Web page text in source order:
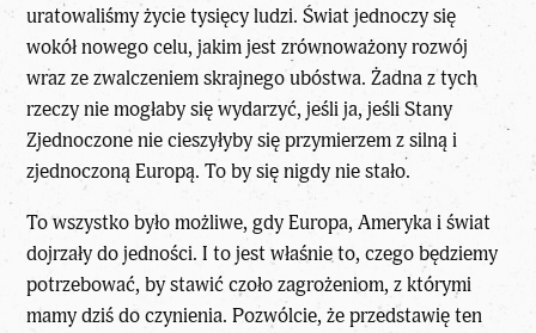
uratowaliśmy życie tysięcy ludzi. Świat jednoczy się
wokół nowego celu, jakim jest zrównoważony rozwój
wraz ze zwalczeniem skrajnego ubóstwa. Żadna z tych
rzeczy nie mogłaby się wydarzyć, jeśli ja, jeśli Stany
Zjednoczone nie cieszyłyby się przymierzem z silną i
zjednoczoną Europą. To by się nigdy nie stało.
To wszystko było możliwe, gdy Europa, Ameryka i świat
dojrzały do jedności. I to jest właśnie to, czego będziemy
potrzebować, by stawić czoło zagrożeniom, z którymi
mamy dziś do czynienia. Pozwólcie, że przedstawię ten